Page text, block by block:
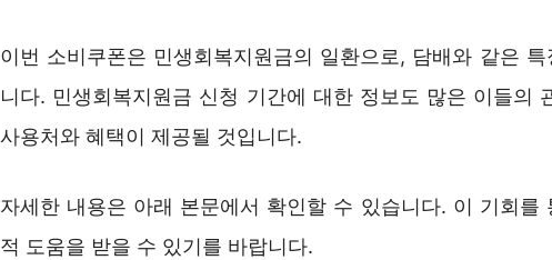
이번 소비쿠폰은 민생회복지원금의 일환으로, 담배와 같은
니다. 민생회복지원금 신청 기간에 대한 정보도 많은 이들의
사용처와 혜택이 제공될 것입니다.
자세한 내용은 아래 본문에서 확인할 수 있습니다. 이 기회를
적 도움을 받을 수 있기를 바랍니다.